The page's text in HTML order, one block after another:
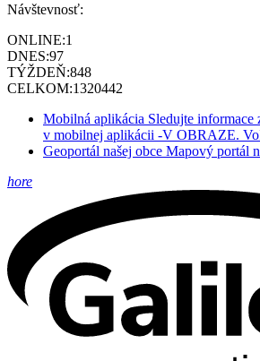
Návštevnosť:
ONLINE:1
DNES:97
TÝŽDEŇ:848
CELKOM:1320442
Mobilná aplikácia Sledujte informace
v mobilnej aplikácii -V OBRAZE.
Geoportál našej obce Mapový portál
hore